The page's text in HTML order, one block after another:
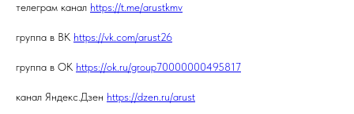
телеграм канал https://t.me/arustkmv
группа в ВК https://vk.com/arust26
группа в ОК https://ok.ru/group70000000495817
канал Яндекс.Дзен https://dzen.ru/arust